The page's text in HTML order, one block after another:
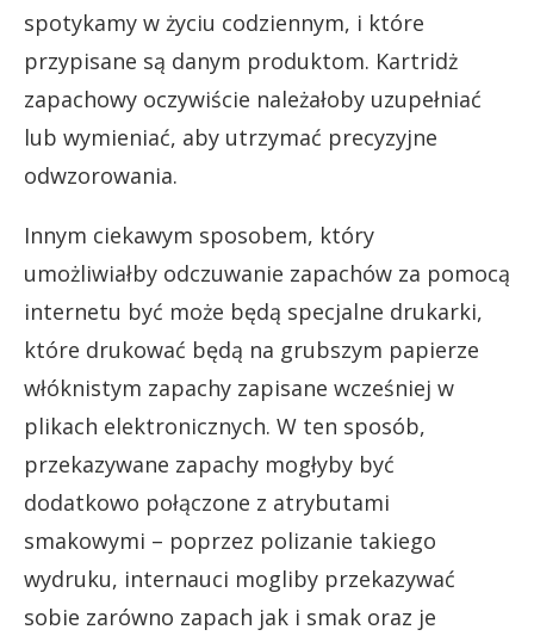
spotykamy w życiu codziennym, i które
przypisane są danym produktom. Kartridż
zapachowy oczywiście należałoby uzupełniać
lub wymieniać, aby utrzymać precyzyjne
odwzorowania.
Innym ciekawym sposobem, który
umożliwiałby odczuwanie zapachów za pomocą
internetu być może będą specjalne drukarki,
które drukować będą na grubszym papierze
włóknistym zapachy zapisane wcześniej w
plikach elektronicznych. W ten sposób,
przekazywane zapachy mogłyby być
dodatkowo połączone z atrybutami
smakowymi – poprzez polizanie takiego
wydruku, internauci mogliby przekazywać
sobie zarówno zapach jak i smak oraz je